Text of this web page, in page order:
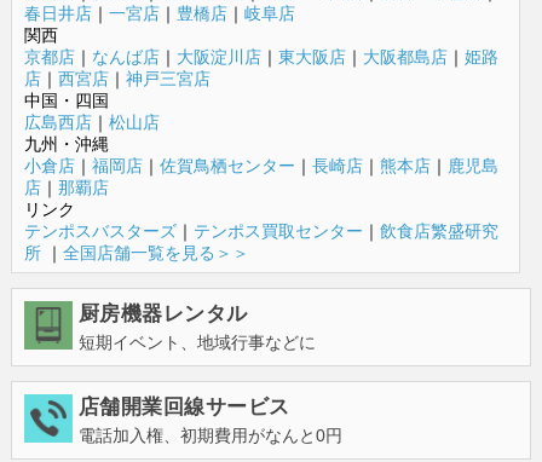
春日井店｜ 一宮店｜ 豊橋店｜ 岐阜店
関西
京都店｜ なんば店｜ 大阪淀川店｜ 東大阪店｜ 大阪都島店｜ 姫路
店｜ 西宮店｜ 神戸三宮店
中国・四国
広島西店｜ 松山店
九州・沖縄
小倉店｜ 福岡店｜ 佐賀鳥栖センター ｜ 長崎店｜ 熊本店｜ 鹿児島
店｜ 那覇店
リンク
テンポスバスターズ｜ テンポス買取センター ｜ 飲食店繁盛研究
所｜ 全国店舗一覧を見る＞＞
厨房機器レンタル
短期イベント、地域行事などに
店舗開業回線サービス
電話加入権、初期費用がなんと0円